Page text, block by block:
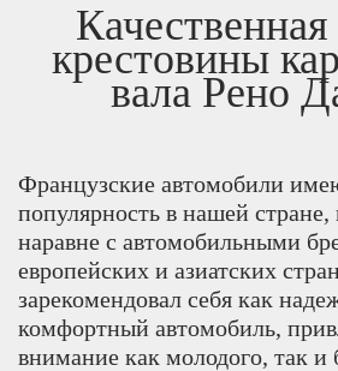
крестовины
вала Рено
Французские автомобили
популярность в нашей стране,
наравне с автомобильными
европейских и азиатских
зарекомендовал себя как
комфортный автомобиль,
внимание как молодого, так и